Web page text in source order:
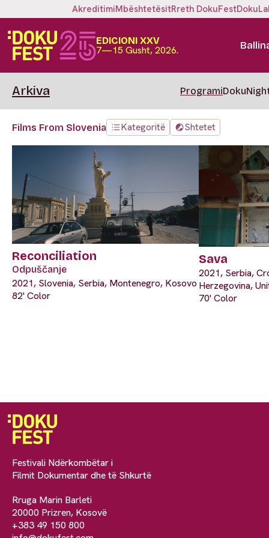
AkreditimiMbështetësitRreth DokuFest
EDICIONI XXV
7—15 Gusht, 2026.
Arkiva Programi
Films From Slovenia Kategoritë Shtetet
Reconciliation
Odpuščanje
2021, Slovenia, Serbia, Montenegro, Kosovo
82' Color
Sava
2021, Serbia,
Herzegovina,
70' Color
Festivali Ndërkombëtar i
Filmit Dokumentar dhe të Shkurtë
Rruga Marin Barleti
20000 Prizren, Kosovë
+383 49 150 800